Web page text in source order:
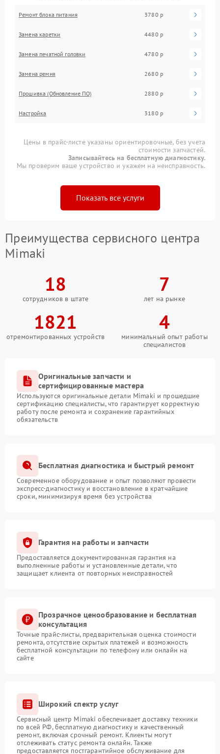
Ремонт блока питания 3780 р
Замена каретки 4480 р
Замена печатной головки 4780 р
Замена ремня 2680 р
Прошивка (Обновление ПО) 2880 р
Настройка 3180 р
Цены в прайс-листе указаны ориентировочные, без учета
стоимости запчастей.
Записывайтесь на бесплатную диагностику.
Мы проверим ваше устройство и укажем на неисправность.
Показать все услуги
Преимущества сервисного центра
Mimaki
18
сотрудников в штате
7
лет на рынке
1821
отремонтированных устройств
4
минимальный опыт работы
специалистов
Оригинальные запчасти и
сертифицированные мастера
Используются оригинальные детали Mimaki и прошедшие
сертификацию специалисты, что гарантирует корректную
работу после ремонта и сохранение гарантийных
обязательств
Бесплатная диагностика и быстрый ремонт
Современное оборудование и опыт позволяют провести
экспресс-диагностику и восстановление в кратчайшие
сроки, минимизируя время без устройства
Гарантия на работы и запчасти
Предоставляется документированная гарантия на
выполненные работы и установленные детали, что
защищает клиента от повторных неисправностей
Прозрачное ценообразование и бесплатная
консультация
Точные прайс-листы, предварительная оценка стоимости
ремонта, отсутствие скрытых платежей и возможность
бесплатной консультации по телефону или онлайн на
сайте
Широкий спектр услуг
Сервисный центр Mimaki обеспечивает доставку техники
по всей РФ, бесплатную диагностику и качественный
ремонт, включая срочный ремонт. Клиенты могут
отслеживать статус ремонта онлайн. Также
предоставляется постгарантийное обслуживание для